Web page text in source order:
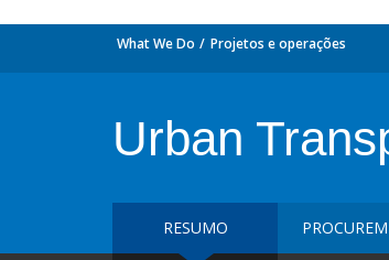
What We Do Projetos e operações
Urban
RESUMO